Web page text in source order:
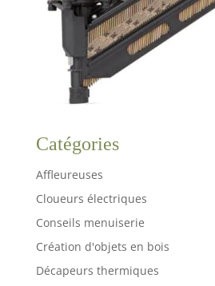
Catégories
Affleureuses
Cloueurs électriques
Conseils menuiserie
Création d'objets en bois
Décapeurs thermiques